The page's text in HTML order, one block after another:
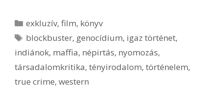
Kategória
exkluzív,film, könyv
Címkék
blockbuster, genocídium, igaz történet,
indiánok, maffia, népirtás, nyomozás,
társadalomkritika, tényirodalom, történelem,
true crime, western